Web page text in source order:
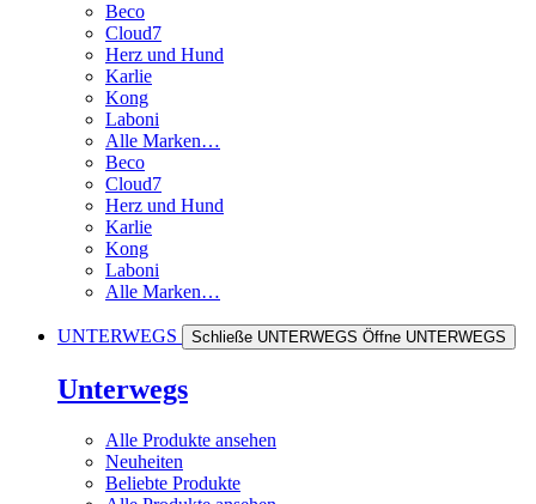
Beco
Cloud7
Herz und Hund
Karlie
Kong
Laboni
Alle Marken…
Beco
Cloud7
Herz und Hund
Karlie
Kong
Laboni
Alle Marken…
UNTERWEGS Schließe UNTERWEGS Öffne UNTERWEGS
Unterwegs
Alle Produkte ansehen
Neuheiten
Beliebte Produkte